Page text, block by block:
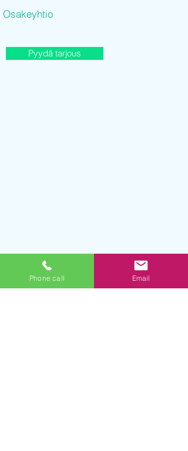
Osakeyhtio
Pyydä tarjous
Phone call Email